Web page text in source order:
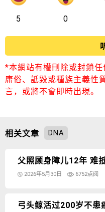
5 0
*本網站有權刪除或封鎖任
庸俗、詆毀或種族主義性
言，或將不會即時出現。
相关文章 DNA
父照顾身障儿12年 难
2026年5月30日 6752点阅
弓头鲸活过200岁不患